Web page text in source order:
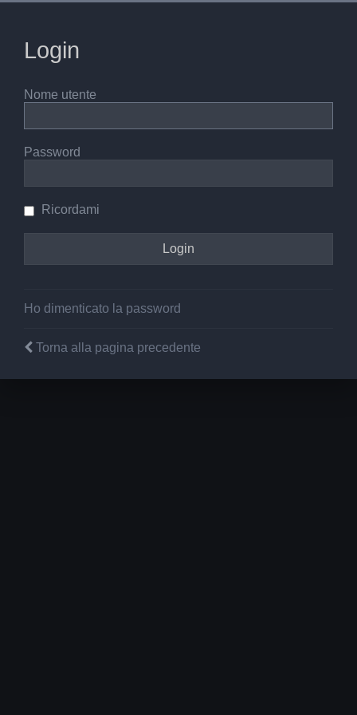
Login
Nome utente
Password
Ricordami
Ho dimenticato la password
Torna alla pagina precedente